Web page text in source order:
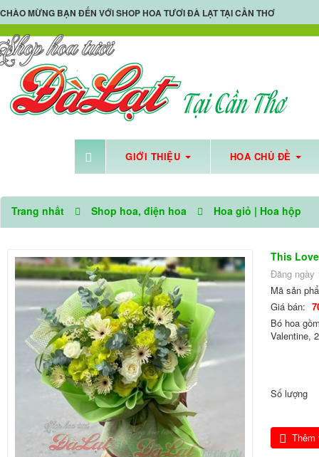
GIỚI THIỆU HOA CHỦ ĐỀ
CHÀO MỪNG BẠN ĐẾN VỚISHOP HOA TƯƠI ĐÀ LẠT TẠI CẦN THƠ
Trang nhất Shop hoa, điện hoa Hoa giỏ | Hoa hộp
This Love
Đăng ngày
Mã sản
Giá bán:
Bó hoa
Valentine,
Số lượng
Thêm